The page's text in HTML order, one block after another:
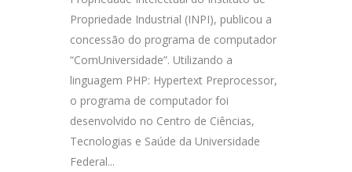
Propriedade Industrial (INPI), publicou a
concessão do programa de computador
“ComUniversidade”. Utilizando a
linguagem PHP: Hypertext Preprocessor,
o programa de computador foi
desenvolvido no Centro de Ciências,
Tecnologias e Saúde da Universidade
Federal...